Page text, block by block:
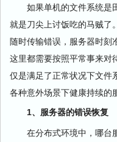
如果单机的文件系统是
就是刀尖上讨饭吃的马贼了
随时传输错误，服务器时刻
这里都需要按照平常事来对
仅是满足了正常状况下文件
各种意外场景下健康持续的
1、服务器的错误恢复
在分布式环境中，哪台